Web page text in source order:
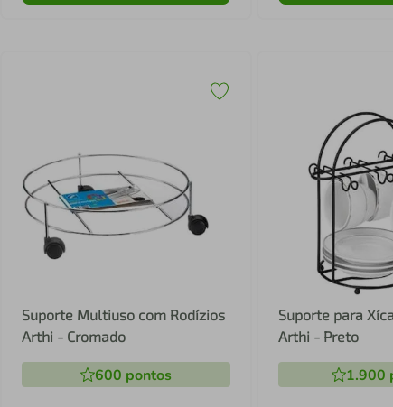
Suporte Multiuso com Rodízios
Arthi - Cromado
600 pontos
Suporte para
Arthi - Preto
1.900